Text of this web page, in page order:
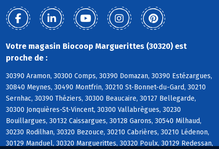
Votre magasin Biocoop Marguerittes (30320) est
proche de :
30390 Aramon, 30300 Comps, 30390 Domazan, 30390 Estézargues,
30840 Meynes, 30490 Montfrin, 30210 St-Bonnet-du-Gard, 30210
Sernhac, 30390 Théziers, 30300 Beaucaire, 30127 Bellegarde,
30300 Jonquières-St-Vincent, 30300 Vallabrègues, 30230
Bouillargues, 30132 Caissargues, 30128 Garons, 30540 Milhaud,
30230 Rodilhan, 30320 Bezouce, 30210 Cabrières, 30210 Lédenon,
30129 Manduel, 30320 Marguerittes, 30320 Poulx, 30129 Redessan,